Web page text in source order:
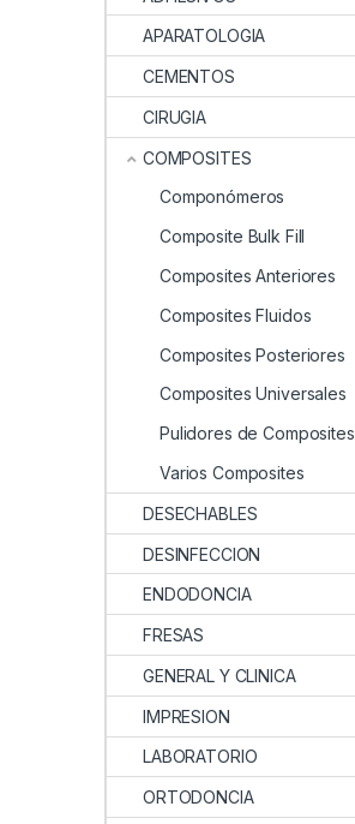
APARATOLOGIA
CEMENTOS
CIRUGIA
COMPOSITES
Componómeros
Composite Bulk Fill
Composites Anteriores
Composites Fluidos
Composites Posteriores
Composites Universales
Pulidores de Composites
Varios Composites
DESECHABLES
DESINFECCION
ENDODONCIA
FRESAS
GENERAL Y CLINICA
IMPRESION
LABORATORIO
ORTODONCIA